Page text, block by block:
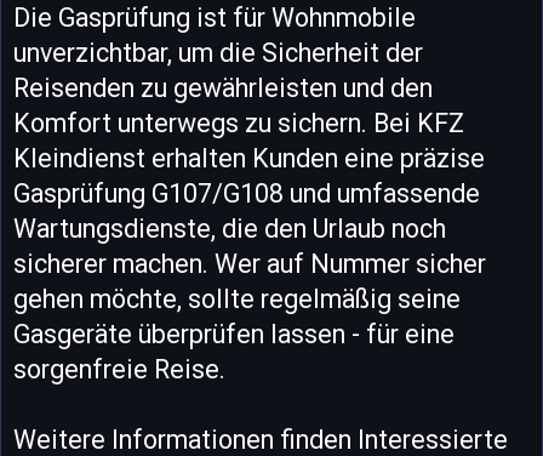
Die Gasprüfung ist für Wohnmobile
unverzichtbar, um die Sicherheit der
Reisenden zu gewährleisten und den
Komfort unterwegs zu sichern. Bei KFZ
Kleindienst erhalten Kunden eine präzise
Gasprüfung G107/G108 und umfassende
Wartungsdienste, die den Urlaub noch
sicherer machen. Wer auf Nummer sicher
gehen möchte, sollte regelmäßig seine
Gasgeräte überprüfen lassen - für eine
sorgenfreie Reise.
Weitere Informationen finden Interessierte